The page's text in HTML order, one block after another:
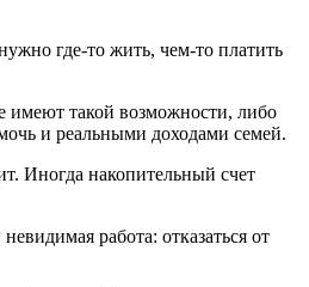
где-то жить, чем-то платить
имеют такой возможности, либо
и реальными доходами семей.
Иногда накопительный счет
работа: отказаться от